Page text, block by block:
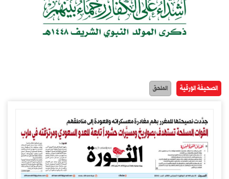
الصحيفة الورقية الملحق